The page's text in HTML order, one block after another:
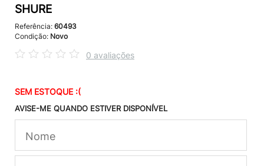
SHURE
Referência: 60493
Condição: Novo
0 avaliações
SEM ESTOQUE :(
AVISE-ME QUANDO ESTIVER DISPONÍVEL